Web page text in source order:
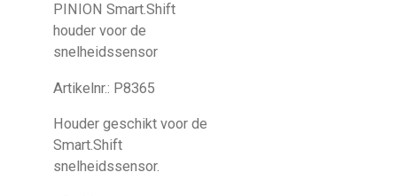
PINION Smart.Shift
houder voor de
snelheidssensor
Artikelnr.: P8365
Houder geschikt voor de
Smart.Shift
snelheidssensor.